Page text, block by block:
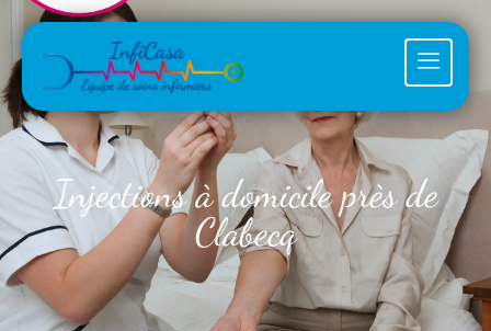
Injections à domicile près de
Clabecq